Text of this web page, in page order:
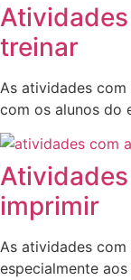
treinar
As atividades
com os alunos do
imprimir
As atividades
especialmente